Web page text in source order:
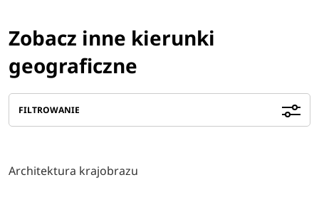
Zobacz inne kierunki
geograficzne
FILTROWANIE
Architektura krajobrazu